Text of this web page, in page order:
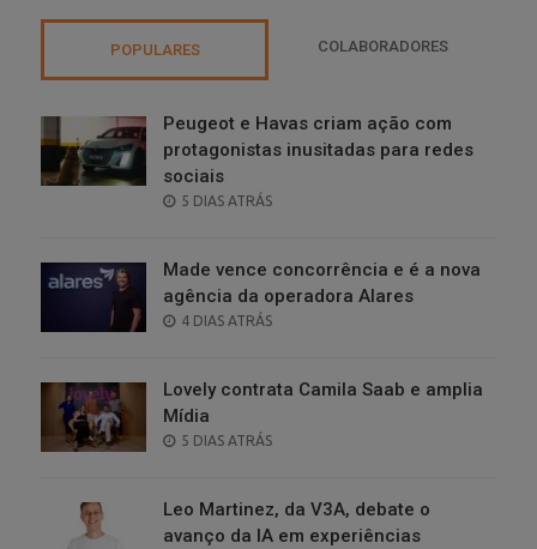
POPULARES COLABORADORES
Peugeot e Havas criam ação com
protagonistas inusitadas para redes
sociais
POSTED
5 DIAS ATRÁS
Made vence concorrência e é a nova
agência da operadora Alares
POSTED
4 DIAS ATRÁS
Lovely contrata Camila Saab e amplia
Mídia
POSTED
5 DIAS ATRÁS
Leo Martinez, da V3A, debate o
avanço da IA em experiências